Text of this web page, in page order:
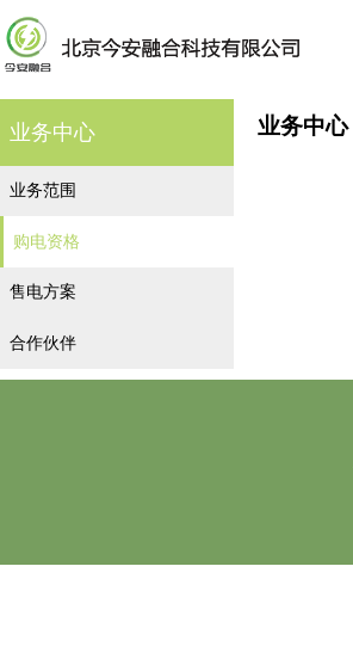
业务中心
业务范围
购电资格
售电方案
合作伙伴
业务中心